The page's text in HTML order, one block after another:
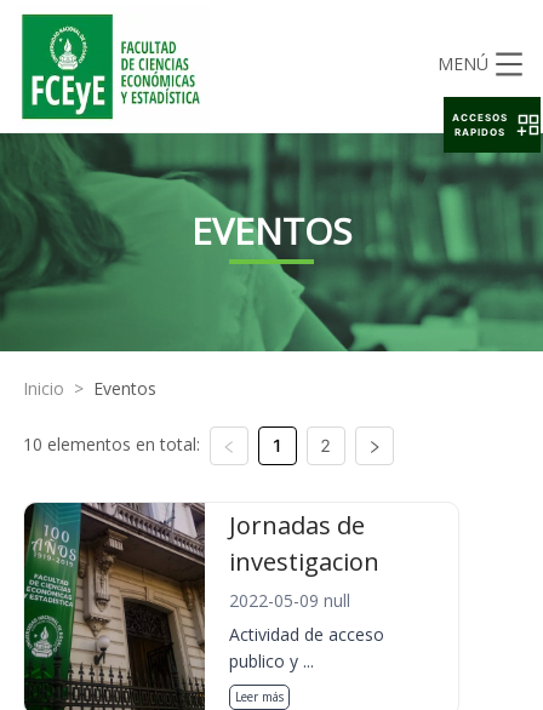
MENÚ
EVENTOS
Inicio > Eventos
10 elementos en total: 1 2
Jornadas de
investigacion
2022-05-09 null
Actividad de acceso
publico y ...
Leer más
ACCESOS
RAPIDOS